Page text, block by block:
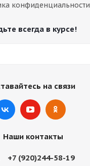
конфиденциальности
всегда в курсе!
на связи
Наши контакты
+7 (920)244-58-19